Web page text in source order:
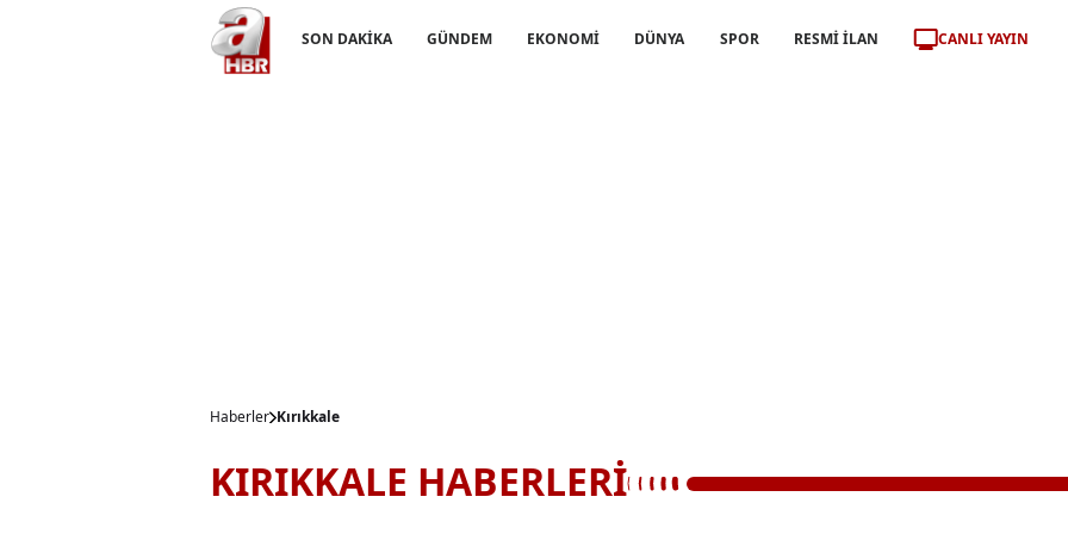
SON DAKİKA GÜNDEM EKONOMİ DÜNYA SPOR RESMİ İLAN CANLI YAYIN
Haberler Kırıkkale
KIRIKKALE HABERLERİ